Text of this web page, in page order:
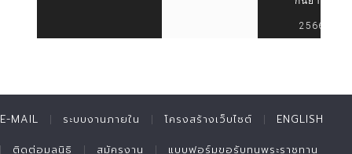
2566)
E-MAIL ระบบงานภายใน โครงสร้างเว็บไซต์ ENGLISH
ติดต่อมูลนิธิ สมัครงาน แบบฟอร์มขอรับทุนพระราชทาน